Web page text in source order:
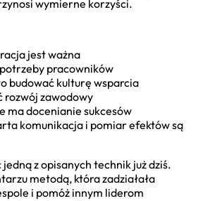
wymierne korzyści.
jest ważna
pracowników
budować kulturę wsparcia
rozwój zawodowy
ma docenianie sukcesów
komunikacja i pomiar efektów są
z opisanych technik już dziś.
metodą, która zadziałała
i pomóż innym liderom